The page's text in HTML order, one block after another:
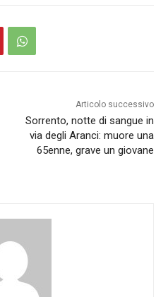
Articolo successivo
Sorrento, notte di sangue in
via degli Aranci: muore una
65enne, grave un giovane